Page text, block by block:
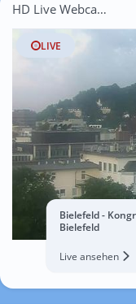
HD Live Webcams Gröblingen
LIVE
Bielefeld -
Bielefeld
Live ansehen